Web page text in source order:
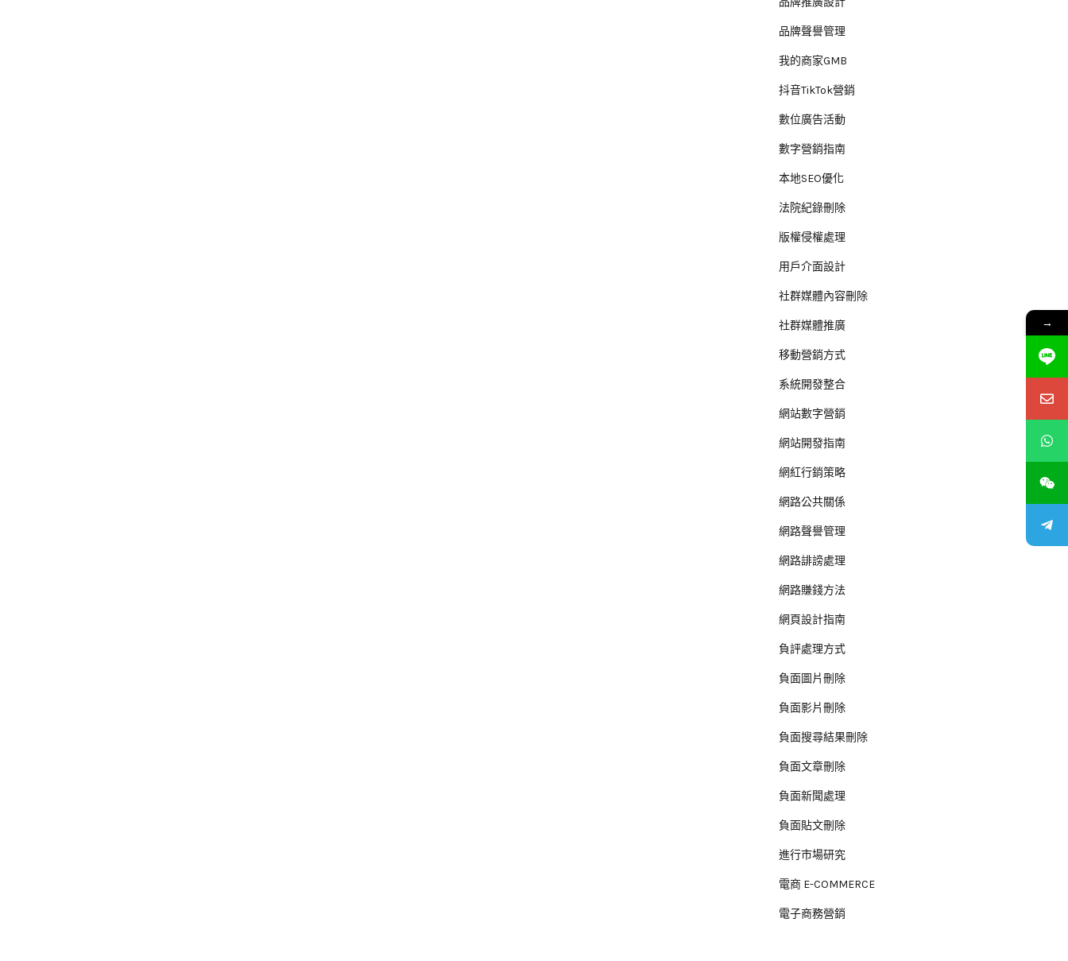
品牌聲譽管理
我的商家GMB
抖音TikTok營銷
數位廣告活動
數字營銷指南
本地SEO優化
法院紀錄刪除
版權侵權處理
用戶介面設計
社群媒體內容刪除
社群媒體推廣
移動營銷方式
系統開發整合
網站數字營銷
網站開發指南
網紅行銷策略
網路公共關係
網路聲譽管理
網路誹謗處理
網路賺錢方法
網頁設計指南
負評處理方式
負面圖片刪除
負面影片刪除
負面搜尋結果刪除
負面文章刪除
負面新聞處理
負面貼文刪除
進行市場研究
電商 E-COMMERCE
電子商務營銷
→